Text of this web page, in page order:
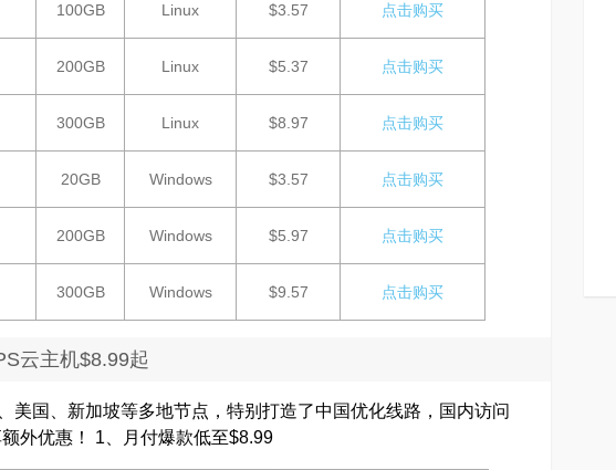
100GB Linux $3.57 点击购买
200GB Linux $5.37 点击购买
300GB Linux $8.97 点击购买
20GB Windows $3.57 点击购买
200GB Windows $5.97 点击购买
300GB Windows $9.57 点击购买
云主机$8.99起
美国、新加坡等多地节点，特别打造了中国优化线路，国内访问
外优惠！ 1、月付爆款低至$8.99